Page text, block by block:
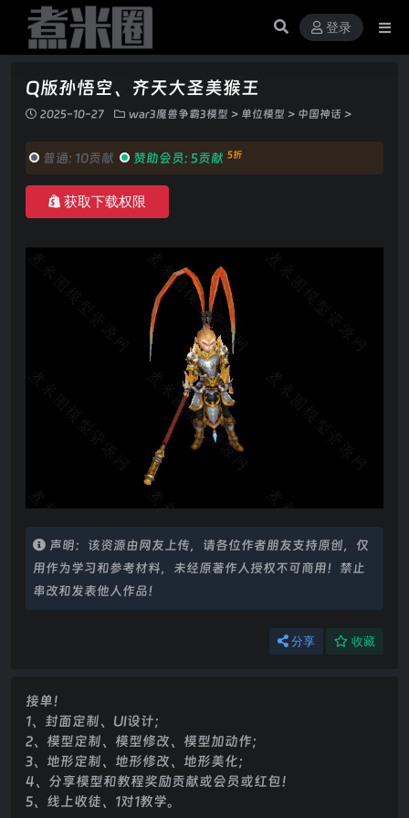
登录
Q版孙悟空、齐天大圣美猴王
2025-10-27 war3魔兽争霸3模型 > 单位模型 > 中国神话 >
普通: 10贡献 赞助会员: 5贡献 5折
获取下载权限
声明：该资源由网友上传，请各位作者朋友支持原创，仅
用作为学习和参考材料，未经原著作人授权不可商用！禁止
串改和发表他人作品！
分享 收藏
接单！
1、封面定制、UI设计；
2、模型定制、模型修改、模型加动作；
3、地形定制、地形修改、地形美化；
4、分享模型和教程奖励贡献或会员或红包！
5、线上收徒、1对1教学。